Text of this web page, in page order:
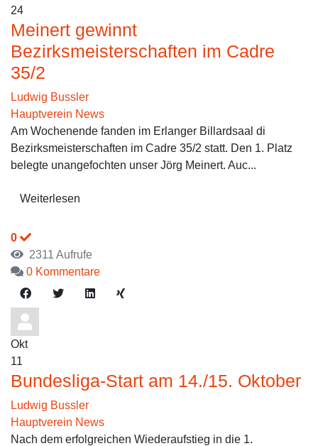
24
Meinert gewinnt
Bezirksmeisterschaften im Cadre
35/2
Ludwig Bussler
Hauptverein News
Am Wochenende fanden im Erlanger Billardsaal di
Bezirksmeisterschaften im Cadre 35/2 statt. Den 1. Platz
belegte unangefochten unser Jörg Meinert. Auc...
Weiterlesen
0
2311 Aufrufe
0 Kommentare
Okt
11
Bundesliga-Start am 14./15. Oktober
Ludwig Bussler
Hauptverein News
Nach dem erfolgreichen Wiederaufstieg in die 1.